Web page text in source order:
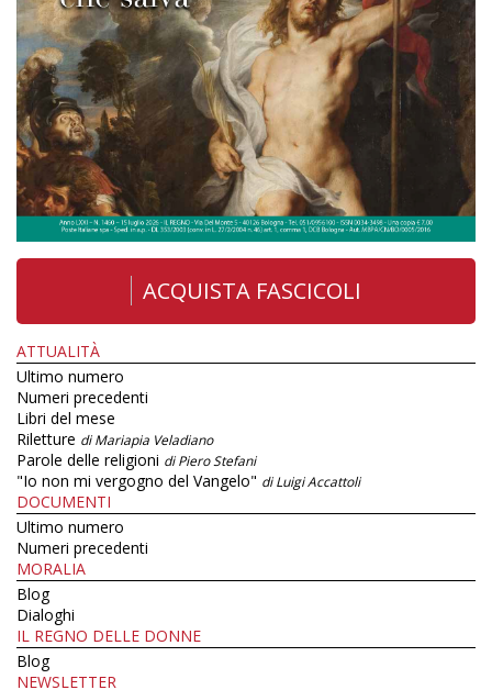
ACQUISTA FASCICOLI
ATTUALITÀ
Ultimo numero
Numeri precedenti
Libri del mese
Riletture di Mariapia Veladiano
Parole delle religioni di Piero Stefani
"Io non mi vergogno del Vangelo" di Luigi Accattoli
DOCUMENTI
Ultimo numero
Numeri precedenti
MORALIA
Blog
Dialoghi
IL REGNO DELLE DONNE
Blog
NEWSLETTER